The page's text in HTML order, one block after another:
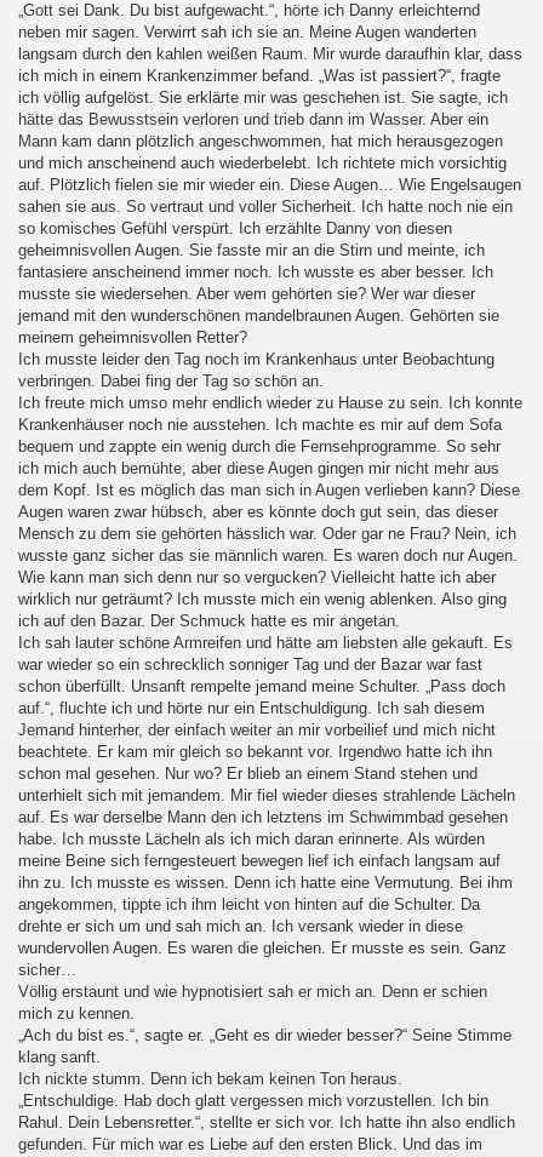
„Gott sei Dank. Du bist aufgewacht.“, hörte ich Danny erleichternd
neben mir sagen. Verwirrt sah ich sie an. Meine Augen wanderten
langsam durch den kahlen weißen Raum. Mir wurde daraufhin klar, dass
ich mich in einem Krankenzimmer befand. „Was ist passiert?“, fragte
ich völlig aufgelöst. Sie erklärte mir was geschehen ist. Sie sagte, ich
hätte das Bewusstsein verloren und trieb dann im Wasser. Aber ein
Mann kam dann plötzlich angeschwommen, hat mich herausgezogen
und mich anscheinend auch wiederbelebt. Ich richtete mich vorsichtig
auf. Plötzlich fielen sie mir wieder ein. Diese Augen… Wie Engelsaugen
sahen sie aus. So vertraut und voller Sicherheit. Ich hatte noch nie ein
so komisches Gefühl verspürt. Ich erzählte Danny von diesen
geheimnisvollen Augen. Sie fasste mir an die Stirn und meinte, ich
fantasiere anscheinend immer noch. Ich wusste es aber besser. Ich
musste sie wiedersehen. Aber wem gehörten sie? Wer war dieser
jemand mit den wunderschönen mandelbraunen Augen. Gehörten sie
meinem geheimnisvollen Retter?
Ich musste leider den Tag noch im Krankenhaus unter Beobachtung
verbringen. Dabei fing der Tag so schön an.
Ich freute mich umso mehr endlich wieder zu Hause zu sein. Ich konnte
Krankenhäuser noch nie ausstehen. Ich machte es mir auf dem Sofa
bequem und zappte ein wenig durch die Fernsehprogramme. So sehr
ich mich auch bemühte, aber diese Augen gingen mir nicht mehr aus
dem Kopf. Ist es möglich das man sich in Augen verlieben kann? Diese
Augen waren zwar hübsch, aber es könnte doch gut sein, das dieser
Mensch zu dem sie gehörten hässlich war. Oder gar ne Frau? Nein, ich
wusste ganz sicher das sie männlich waren. Es waren doch nur Augen.
Wie kann man sich denn nur so vergucken? Vielleicht hatte ich aber
wirklich nur geträumt? Ich musste mich ein wenig ablenken. Also ging
ich auf den Bazar. Der Schmuck hatte es mir angetan.
Ich sah lauter schöne Armreifen und hätte am liebsten alle gekauft. Es
war wieder so ein schrecklich sonniger Tag und der Bazar war fast
schon überfüllt. Unsanft rempelte jemand meine Schulter. „Pass doch
auf.“, fluchte ich und hörte nur ein Entschuldigung. Ich sah diesem
Jemand hinterher, der einfach weiter an mir vorbeilief und mich nicht
beachtete. Er kam mir gleich so bekannt vor. Irgendwo hatte ich ihn
schon mal gesehen. Nur wo? Er blieb an einem Stand stehen und
unterhielt sich mit jemandem. Mir fiel wieder dieses strahlende Lächeln
auf. Es war derselbe Mann den ich letztens im Schwimmbad gesehen
habe. Ich musste Lächeln als ich mich daran erinnerte. Als würden
meine Beine sich ferngesteuert bewegen lief ich einfach langsam auf
ihn zu. Ich musste es wissen. Denn ich hatte eine Vermutung. Bei ihm
angekommen, tippte ich ihm leicht von hinten auf die Schulter. Da
drehte er sich um und sah mich an. Ich versank wieder in diese
wundervollen Augen. Es waren die gleichen. Er musste es sein. Ganz
sicher…
Völlig erstaunt und wie hypnotisiert sah er mich an. Denn er schien
mich zu kennen.
„Ach du bist es.“, sagte er. „Geht es dir wieder besser?“ Seine Stimme
klang sanft.
Ich nickte stumm. Denn ich bekam keinen Ton heraus.
„Entschuldige. Hab doch glatt vergessen mich vorzustellen. Ich bin
Rahul. Dein Lebensretter.“, stellte er sich vor. Ich hatte ihn also endlich
gefunden. Für mich war es Liebe auf den ersten Blick. Und das im